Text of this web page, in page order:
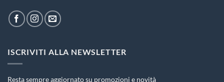
ISCRIVITI ALLA NEWSLETTER
Resta sempre aggiornato su promozioni e novità